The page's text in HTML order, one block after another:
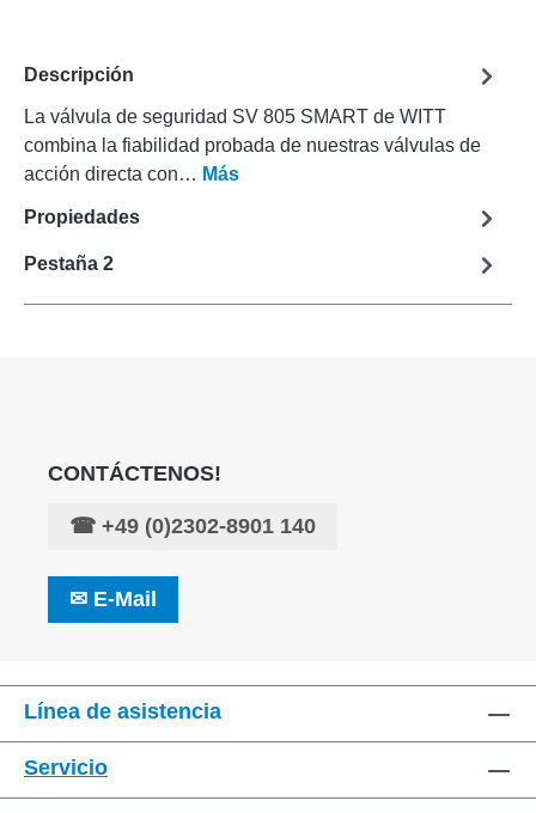
Descripción
La válvula de seguridad SV 805 SMART de WITT
combina la fiabilidad probada de nuestras válvulas de
acción directa con… Más
Propiedades
Pestaña 2
CONTÁCTENOS!
☎ +49 (0)2302-8901 140
✉ E-Mail
Línea de asistencia
Servicio